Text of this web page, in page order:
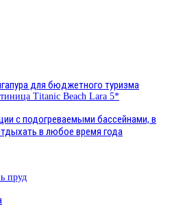
для бюджетного туризма
с подогреваемыми бассейнами, в
в любое время года